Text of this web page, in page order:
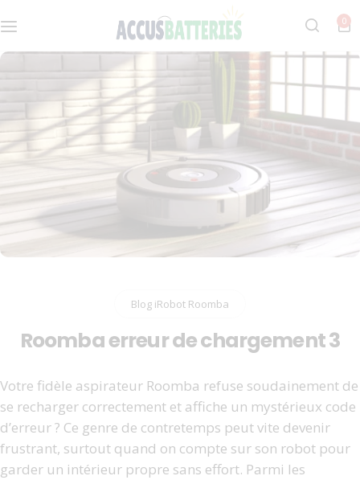
0
Blog iRobot Roomba
Roomba erreur de chargement 3​
Votre fidèle aspirateur Roomba refuse soudainement de
se recharger correctement et affiche un mystérieux code
d’erreur ? Ce genre de contretemps peut vite devenir
frustrant, surtout quand on compte sur son robot pour
garder un intérieur propre sans effort. Parmi les
Roomba
Bosch
Makita
FAQs